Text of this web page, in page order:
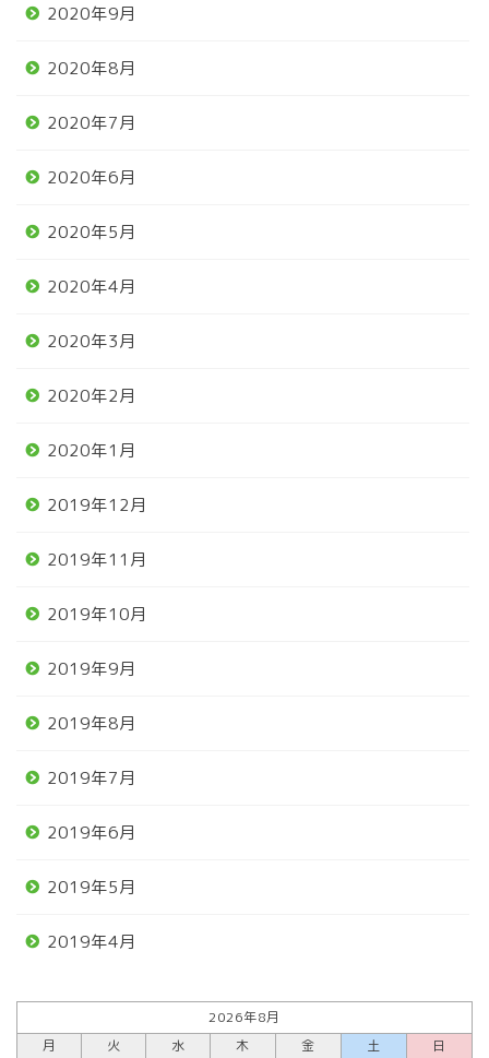
2020年9月
2020年8月
2020年7月
2020年6月
2020年5月
2020年4月
2020年3月
2020年2月
2020年1月
2019年12月
2019年11月
2019年10月
2019年9月
2019年8月
2019年7月
2019年6月
2019年5月
2019年4月
2026年8月
月
火 水 木 金 土 日